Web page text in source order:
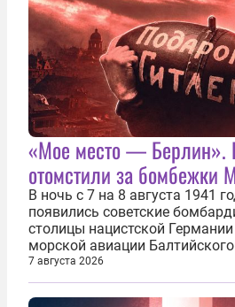
«Мое место — Берлин».
отомстили за бомбежки
В ночь с 7 на 8 августа 1941
появились советские
столицы нацистской
морской авиации
сбросили бомбы на город,
жил в полной уверенности,
далеко на востоке, Красная...
7 августа 2026